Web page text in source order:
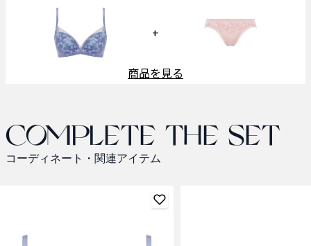
+
商品を見る
Complete the set
コーディネート・関連アイテム